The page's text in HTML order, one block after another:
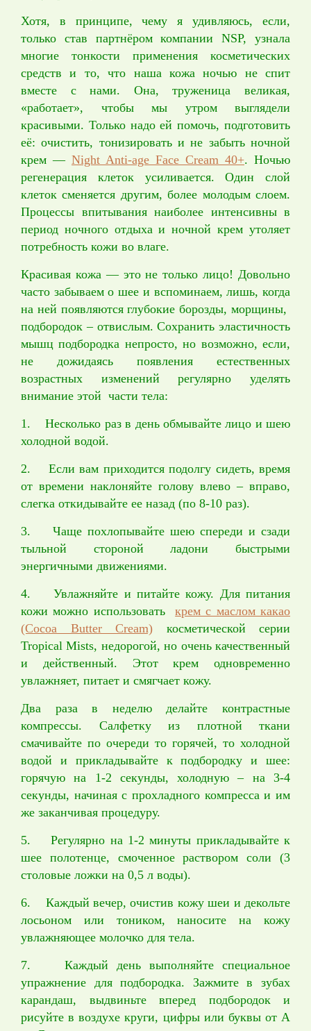
Хотя, в принципе, чему я удивляюсь, если,
только став партнёром компании NSP, узнала
многие тонкости применения косметических
средств и то, что наша кожа ночью не спит
вместе с нами. Она, труженица великая,
«работает», чтобы мы утром выглядели
красивыми. Только надо ей помочь, подготовить
её: очистить, тонизировать и не забыть ночной
крем — Night Anti-age Face Cream 40+. Ночью
регенерация клеток усиливается. Один слой
клеток сменяется другим, более молодым слоем.
Процессы впитывания наиболее интенсивны в
период ночного отдыха и ночной крем утоляет
потребность кожи во влаге.
Красивая кожа — это не только лицо! Довольно
часто забываем о шее и вспоминаем, лишь, когда
на ней появляются глубокие борозды, морщины,
подбородок – отвислым. Сохранить эластичность
мышц подбородка непросто, но возможно, если,
не дожидаясь появления естественных
возрастных изменений регулярно уделять
внимание этой части тела:
1. Несколько раз в день обмывайте лицо и шею
холодной водой.
2. Если вам приходится подолгу сидеть, время
от времени наклоняйте голову влево – вправо,
слегка откидывайте ее назад (по 8-10 раз).
3. Чаще похлопывайте шею спереди и сзади
тыльной стороной ладони быстрыми
энергичными движениями.
4. Увлажняйте и питайте кожу. Для питания
кожи можно использоватькрем с маслом какао
(Cocoa Butter Cream) косметической серии
Tropical Mists, недорогой, но очень качественный
и действенный. Этот крем одновременно
увлажняет, питает и смягчает кожу.
Два раза в неделю делайте контрастные
компрессы. Салфетку из плотной ткани
смачивайте по очереди то горячей, то холодной
водой и прикладывайте к подбородку и шее:
горячую на 1-2 секунды, холодную – на 3-4
секунды, начиная с прохладного компресса и им
же заканчивая процедуру.
5. Регулярно на 1-2 минуты прикладывайте к
шее полотенце, смоченное раствором соли (3
столовые ложки на 0,5 л воды).
6. Каждый вечер, очистив кожу шеи и декольте
лосьоном или тоником, наносите на кожу
увлажняющее молочко для тела.
7. Каждый день выполняйте специальное
упражнение для подбородка. Зажмите в зубах
карандаш, выдвиньте вперед подбородок и
рисуйте в воздухе круги, цифры или буквы от А